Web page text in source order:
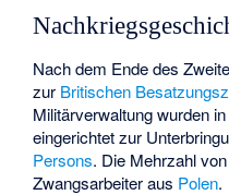
Nach dem Ende des
zur Britischen
Militärverwaltung wurden
eingerichtet zur
Persons. Die Mehrzahl
Zwangsarbeiter aus Polen.